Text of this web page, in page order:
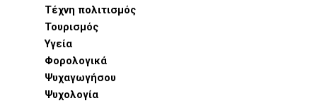
Τέχνη πολιτισμός
Τουρισμός
Υγεία
Φορολογικά
Ψυχαγωγήσου
Ψυχολογία